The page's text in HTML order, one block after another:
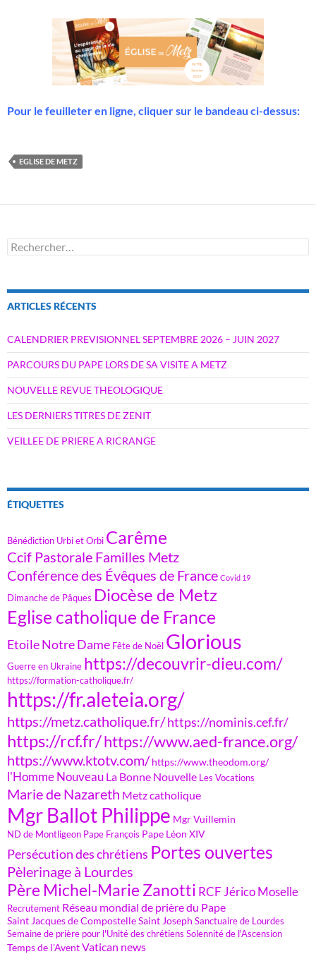
Pour le feuilleter en ligne, cliquer sur le bandeau ci-dessus:
EGLISE DE METZ
Rechercher :
ARTICLES RÉCENTS
CALENDRIER PREVISIONNEL SEPTEMBRE 2026 – JUIN 2027
PARCOURS DU PAPE LORS DE SA VISITE A METZ
NOUVELLE REVUE THEOLOGIQUE
LES DERNIERS TITRES DE ZENIT
VEILLEE DE PRIERE A RICRANGE
ÉTIQUETTES
Bénédiction Urbi et Orbi Carême
Ccif Pastorale Familles Metz
Conférence des Évêques de France Covid 19
Dimanche de Pâques Diocèse de Metz
Eglise catholique de France
Etoile Notre Dame Fête de Noël Glorious
Guerre en Ukraine https://decouvrir-dieu.com/
https://formation-catholique.fr/
https://fr.aleteia.org/
https://metz.catholique.fr/https://nominis.cef.fr/
https://rcf.fr/https://www.aed-france.org/
https://www.ktotv.com/ https://www.theodom.org/
l'Homme Nouveau La Bonne Nouvelle Les Vocations
Marie de Nazareth Metz catholique
Mgr Ballot Philippe Mgr Vuillemin
ND de Montligeon Pape François Pape Léon XIV
Persécution des chrétiens Portes ouvertes
Pèlerinage à Lourdes
Père Michel-Marie Zanotti RCF Jérico Moselle
Recrutement Réseau mondial de prière du Pape
Saint Jacques de CompostelleSaint Joseph Sanctuaire de Lourdes
Semaine de prière pour l'Unité des chrétiens Solennité de l'Ascension
Temps de l'AventVatican news